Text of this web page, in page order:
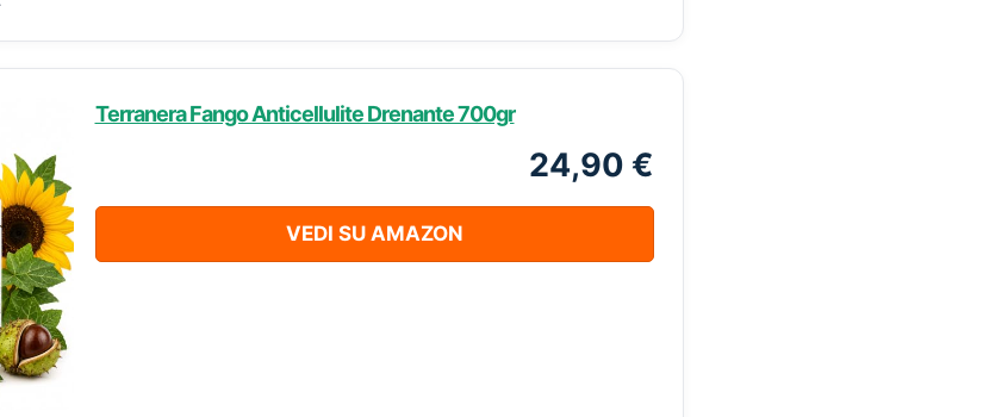
Terranera Fango Anticellulite Drenante 700gr
24,90 €
VEDI SU AMAZON